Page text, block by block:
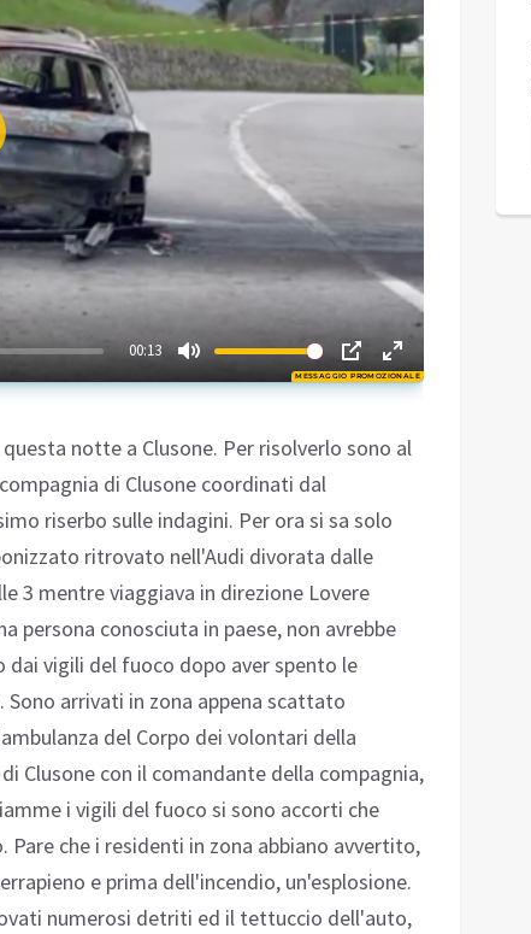
MESSAGGIO PROMOZIONALE
00:13
01:47
notte a Clusone. Per risolverlo sono al
di Clusone coordinati dal
riserbo sulle indagini. Per ora si sa solo
ritrovato nell'Audi divorata dalle
3 mentre viaggiava in direzione Lovere
persona conosciuta in paese, non avrebbe
vigili del fuoco dopo aver spento le
arrivati in zona appena scattato
del Corpo dei volontari della
Clusone con il comandante della compagnia,
i vigili del fuoco si sono accorti che
che i residenti in zona abbiano avvertito,
e prima dell'incendio, un'esplosione.
numerosi detriti ed il tettuccio dell'auto,